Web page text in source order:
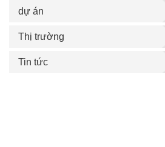
dự án
Thị trường
Tin tức